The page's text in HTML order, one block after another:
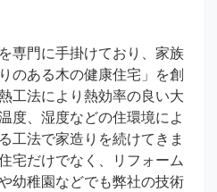
専門に手掛けており、家族
のある木の健康住宅」を創
工法により熱効率の良い大
度、湿度などの住環境によ
工法で家造りを続けてきま
宅だけでなく、リフォーム
幼稚園などでも弊社の技術